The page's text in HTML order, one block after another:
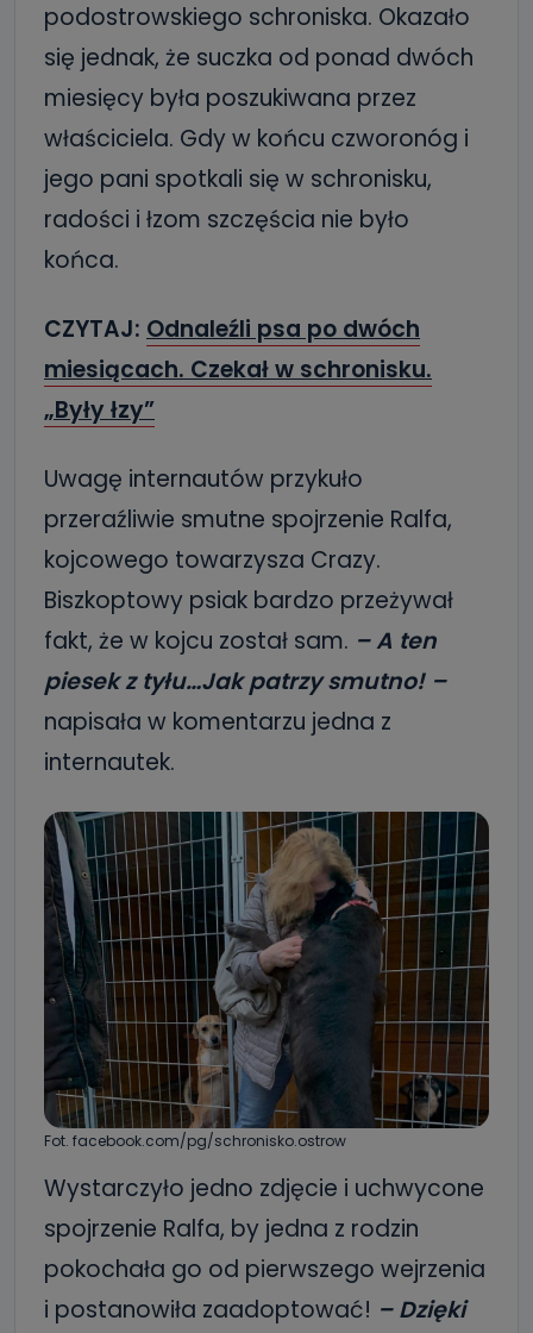
podostrowskiego schroniska. Okazało
się jednak, że suczka od ponad dwóch
miesięcy była poszukiwana przez
właściciela. Gdy w końcu czworonóg i
jego pani spotkali się w schronisku,
radości i łzom szczęścia nie było
końca.
CZYTAJ: Odnaleźli psa po dwóch
miesiącach. Czekał w schronisku.
„Były łzy”
Uwagę internautów przykuło
przeraźliwie smutne spojrzenie Ralfa,
kojcowego towarzysza Crazy.
Biszkoptowy psiak bardzo przeżywał
fakt, że w kojcu został sam. – A ten
piesek z tyłu…Jak patrzy smutno! –
napisała w komentarzu jedna z
internautek.
Fot. facebook.com/pg/schronisko.ostrow
Wystarczyło jedno zdjęcie i uchwycone
spojrzenie Ralfa, by jedna z rodzin
pokochała go od pierwszego wejrzenia
i postanowiła zaadoptować! – Dzięki